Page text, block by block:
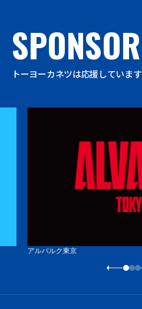
SPONSOR
トーヨーカネツは応援しています
アルバルク東京